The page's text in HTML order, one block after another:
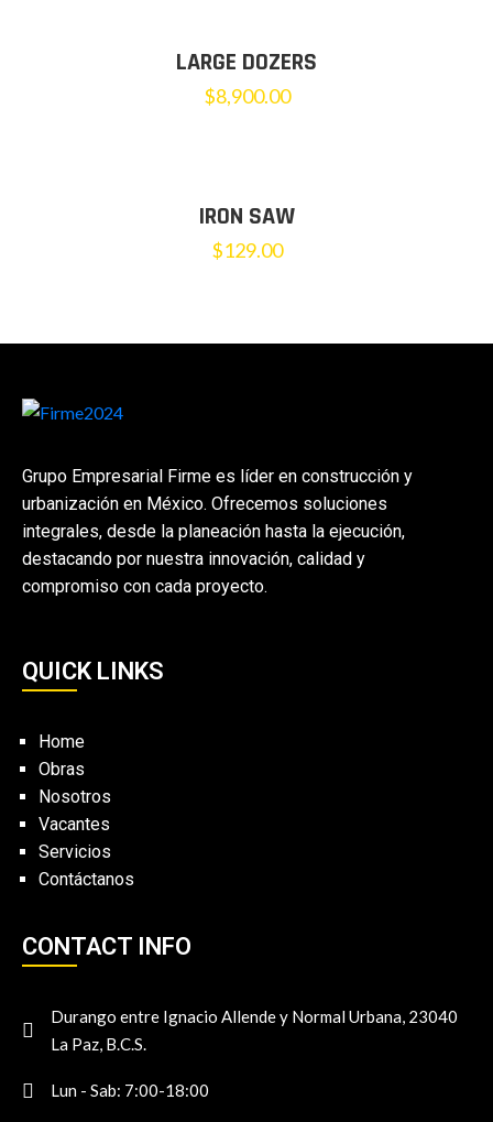
LARGE DOZERS
$8,900.00
IRON SAW
$129.00
Grupo Empresarial Firme es líder en construcción y
urbanización en México. Ofrecemos soluciones
integrales, desde la planeación hasta la ejecución,
destacando por nuestra innovación, calidad y
compromiso con cada proyecto.
QUICK LINKS
Home
Obras
Nosotros
Vacantes
Servicios
Contáctanos
CONTACT INFO
Durango entre Ignacio Allende y Normal Urbana, 23040
La Paz, B.C.S.
Lun - Sab: 7:00-18:00